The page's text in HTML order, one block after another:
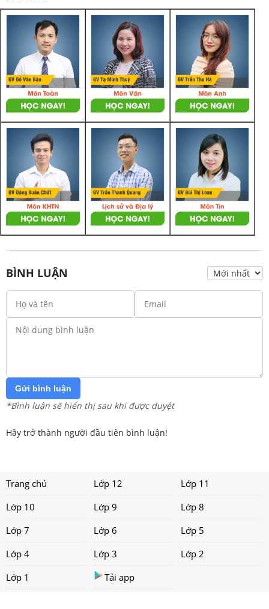
BÌNH LUẬN
Gửi bình luận
*Bình luận sẽ hiển thị sau khi được duyệt
Hãy trở thành người đầu tiên bình luận!
Trang chủ Lớp 12
Lớp 11
Lớp 10
Lớp 9
Lớp 8
Lớp 7
Lớp 6
Lớp 5
Lớp 4
Lớp 3
Lớp 2
Lớp 1
Tải app